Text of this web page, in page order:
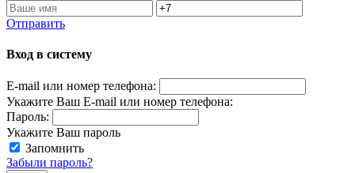
Отправить
Вход в систему
E-mail или номер телефона:
Укажите Ваш E-mail или номер телефона:
Пароль:
Укажите Ваш пароль
Запомнить
Забыли пароль?